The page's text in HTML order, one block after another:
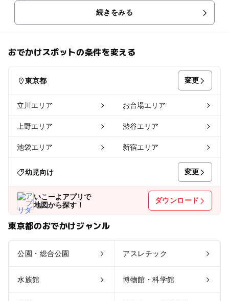
続きをみる
おでかけスポットの条件を変える
東京都 変更
立川エリア お台場エリア
上野エリア 渋谷エリア
池袋エリア 新宿エリア
幼児向け 変更
いこーよアプリで
地図から探す！
ダウンロード
東京都のおでかけジャンル
公園・総合公園 アスレチック
水族館 博物館・科学館